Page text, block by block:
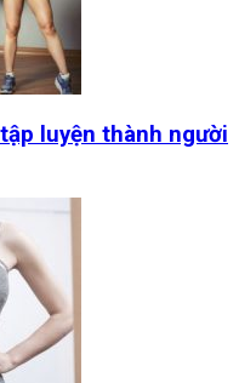
luyện thành người